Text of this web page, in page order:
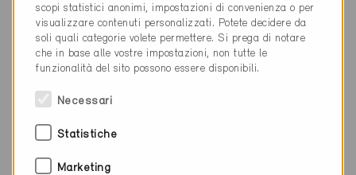
1 Edifici Minergie (1 Certificati)
scopi statistici anonimi, impostazioni di convenienza o per
visualizzare contenuti personalizzati. Potete decidere da
soli quali categorie volete permettere. Si prega di notare
che in base alle vostre impostazioni, non tutte le
funzionalità del sito possono essere disponibili.
Necessari
Statistiche
Marketing